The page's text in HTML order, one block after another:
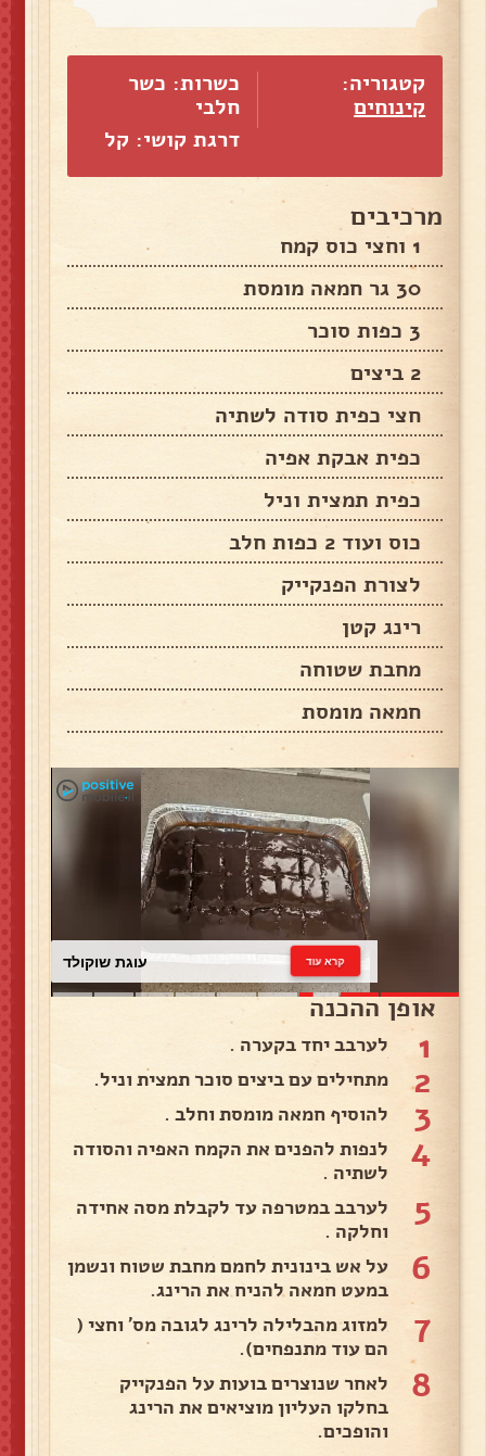
קטגוריה:
קינוחים
כשרות: כשר
חלבי
דרגת קושי: קל
מרכיבים
1 וחצי כוס קמח
30 גר חמאה מומסת
3 כפות סוכר
2 ביצים
חצי כפית סודה לשתיה
כפית אבקת אפיה
כפית תמצית וניל
כוס ועוד 2 כפות חלב
לצורת הפנקייק
רינג קטן
מחבת שטוחה
חמאה מומסת
עוגת שוקולד קרא עוד
אופן ההכנה
1 לערבב יחד בקערה .
2 מתחילים עם ביצים סוכר תמצית וניל.
3 להוסיף חמאה מומסת וחלב .
4
לנפות להפנים את הקמח האפיה והסודה
לשתיה .
5
לערבב במטרפה עד לקבלת מסה אחידה
וחלקה .
6
על אש בינונית לחמם מחבת שטוח ונשמן
במעט חמאה להניח את הרינג.
7
למזוג מהבלילה לרינג לגובה מס׳ וחצי (
הם עוד מתנפחים).
8
לאחר שנוצרים בועות על הפנקייק
בחלקו העליון מוציאים את הרינג
והופכים.